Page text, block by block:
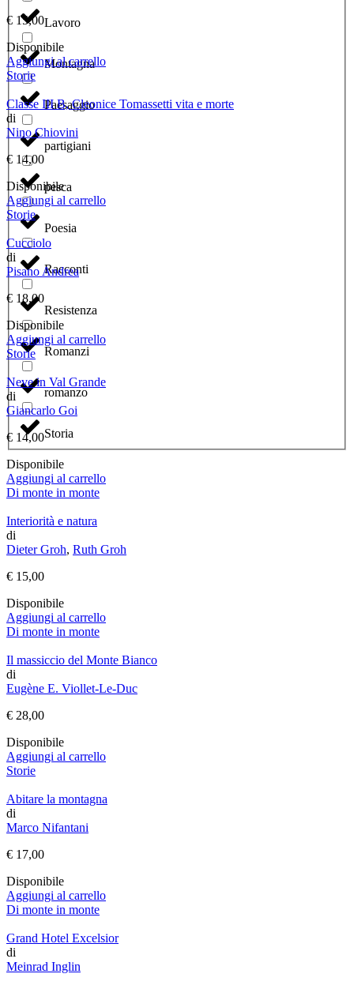
Lavoro
Montagna
Paesaggio
partigiani
pesca
Poesia
Racconti
Resistenza
Romanzi
romanzo
Storia
€ 15,00
Disponibile
Aggiungi al carrello
Storie
Classe III B, Cleonice Tomassetti vita e morte
di
Nino Chiovini
€ 14,00
Disponibile
Aggiungi al carrello
Storie
Cucciolo
di
Pisano Andrea
€ 18,00
Disponibile
Aggiungi al carrello
Storie
Neve in Val Grande
di
Giancarlo Goi
€ 14,00
Disponibile
Aggiungi al carrello
Di monte in monte
Interiorità e natura
di
Dieter Groh, Ruth Groh
€ 15,00
Disponibile
Aggiungi al carrello
Di monte in monte
Il massiccio del Monte Bianco
di
Eugène E. Viollet-Le-Duc
€ 28,00
Disponibile
Aggiungi al carrello
Storie
Abitare la montagna
di
Marco Nifantani
€ 17,00
Disponibile
Aggiungi al carrello
Di monte in monte
Grand Hotel Excelsior
di
Meinrad Inglin